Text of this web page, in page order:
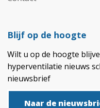
Blijf op de hoogte
Wilt u op de hoogte
hyperventilatie nieuws
nieuwsbrief
Naar de